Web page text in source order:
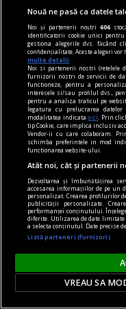
Victor MOROZOV
audio şi n-am
Liric & ludic
Esența oscilează
romantic.
Aron BIRO
Nouă ne pasă ca datele
Noi și partenerii noștri606
identificatorii cookie unici
gestiona alegerile dvs. făcând
confidențialitate. Aceste alegeri
multe detalii
Noi si partenerii nostri (retelele
furnizorii nostri de servicii de
functioneze, pentru a
interesele si/sau profilul dvs.,
pentru a analiza traficul pe
legatura cu prelucrarea
modalitatea indicataaici
. Prin
tip Cookie, care implica inclusiv
Vendor-ii cu care colaboram. Prin
schimba preferintele in mod
functionarea website-ului.
Atât noi, cât și partenerii
Dezvoltarea și îmbunătățirea
accesarea informațiilor de pe un
personalizat. Crearea profilurilor
publicității personalizate.
performanței conținutului.
diferite. Utilizarea de date
a selecta conținutul. Date precise
Listă parteneri (furnizori)
VREAU SA